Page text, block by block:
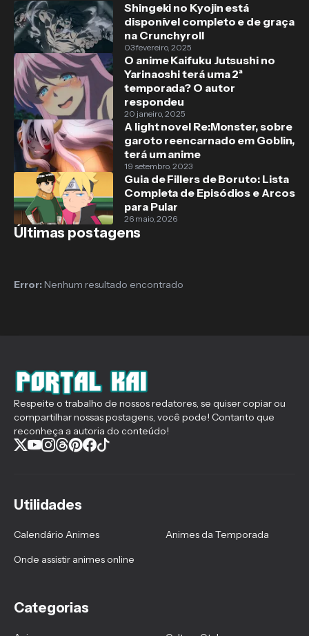
Shingeki no Kyojin está
disponível completo e de graça
na Crunchyroll
03 fevereiro, 2025
O anime Kaifuku Jutsushi no
Yarinaoshi terá uma 2ª
temporada? O autor
respondeu
20 janeiro, 2025
A light novel Re:Monster, sobre
garoto reencarnado em Goblin,
terá um anime
19 setembro, 2023
Guia de Fillers de Boruto: Lista
Completa de Episódios e Arcos
para Pular
26 maio, 2026
Últimas postagens
Error: Nenhum resultado encontrado
Respeite o trabalho de nossos redatores, se quiser copiar ou
compartilhar nossas postagens, você pode! Contanto que
reconheça a autoria do conteúdo!
Utilidades
Calendário Animes
Animes da Temporada
Onde assistir animes online
Categorias